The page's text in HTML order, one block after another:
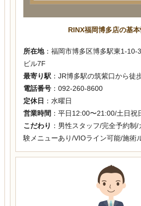
RINX福岡博多店の基
所在地：福岡市博多区博多駅東1-10-
ビル7F
最寄り駅 ：JR博多駅の筑紫口から徒
電話番号：092-260-8600
定休日 ：水曜日
営業時間 ：平日12:00〜21:00/土日
こだわり ：男性スタッフ/完全予約制
験メニューあり/VIOライン可能/施術